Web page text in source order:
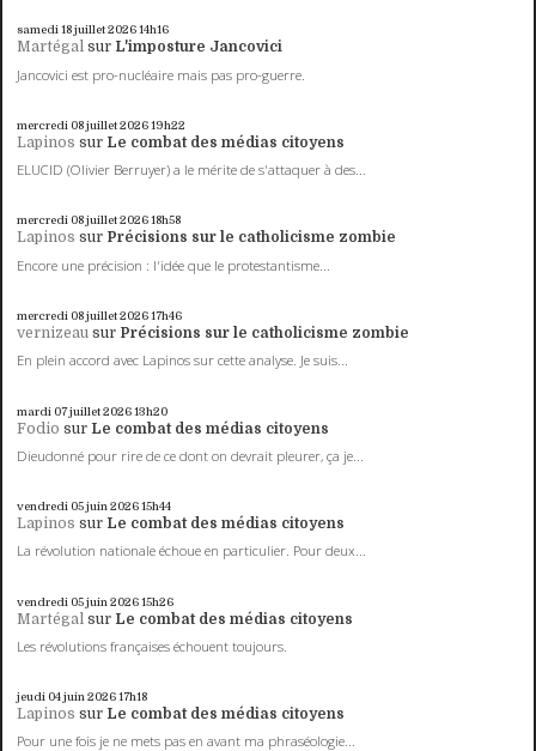
samedi 18juillet 202614h16
Martégal sur L'imposture Jancovici
Jancovici est pro-nucléaire mais pas pro-guerre.
mercredi 08juillet 202619h22
Lapinos sur Le combat des médias citoyens
ELUCID (Olivier Berruyer) a le mérite de s'attaquer à des...
mercredi 08juillet 202618h58
Lapinos sur Précisions sur le catholicisme zombie
Encore une précision : l'idée que le protestantisme...
mercredi 08juillet 202617h46
vernizeau sur Précisions sur le catholicisme zombie
En plein accord avec Lapinos sur cette analyse. Je suis...
mardi 07juillet 202613h20
Fodio sur Le combat des médias citoyens
Dieudonné pour rire de ce dont on devrait pleurer, ça je...
vendredi 05juin 202615h44
Lapinos sur Le combat des médias citoyens
La révolution nationale échoue en particulier. Pour deux...
vendredi 05juin 202615h26
Martégal sur Le combat des médias citoyens
Les révolutions françaises échouent toujours.
jeudi 04juin 202617h18
Lapinos sur Le combat des médias citoyens
Pour une fois je ne mets pas en avant ma phraséologie...